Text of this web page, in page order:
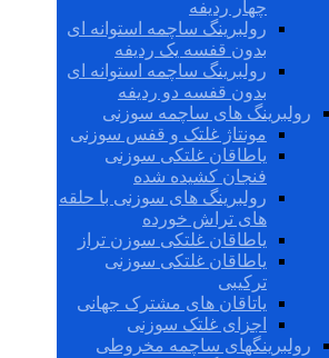
چهار ردیفه
رولبرینگ ساچمه استوانه ای
بدون قفسه یک ردیفه
رولبرینگ ساچمه استوانه ای
بدون قفسه دو ردیفه
رولبرینگ های ساچمه سوزنی
مونتاژ غلتک و قفس سوزنی
یاطاقان غلتکی سوزنی
فنجان کشیده شده
رولبرینگ های سوزنی با حلقه
های تراش خورده
یاطاقان غلتکی سوزن تراز
یاطاقان غلتکی سوزنی
ترکیبی
یاتاقان های مشترک جهانی
اجزای غلتک سوزنی
رولبرینگهای ساچمه مخروطی